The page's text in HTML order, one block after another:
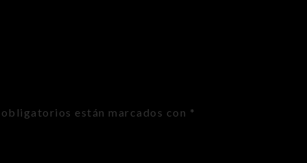
obligatorios están marcados con *